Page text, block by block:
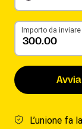
Importo da inviare
L’unione fa